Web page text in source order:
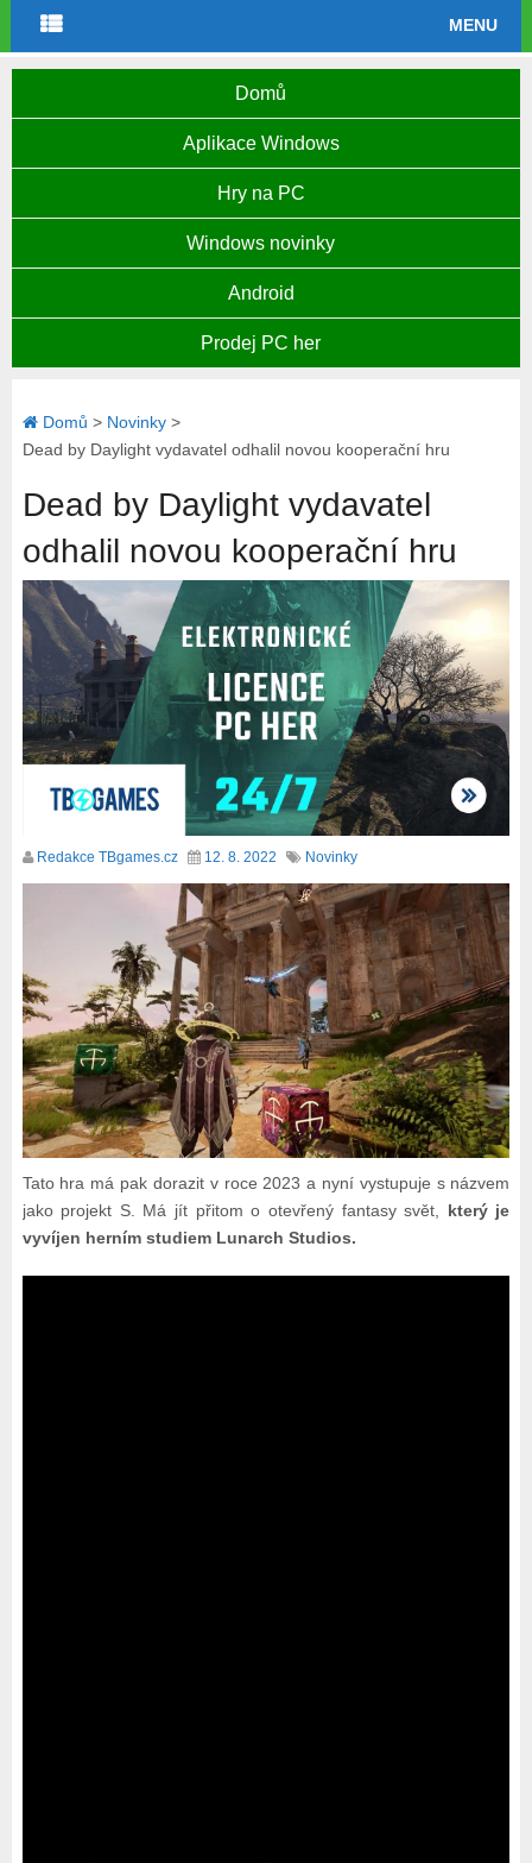
MENU
Domů
Aplikace Windows
Hry na PC
Windows novinky
Android
Prodej PC her
Domů > Novinky>
Dead by Daylight vydavatel odhalil novou kooperační hru
Dead by Daylight vydavatel
odhalil novou kooperační hru
Redakce TBgames.cz 12. 8. 2022 Novinky
Tato hra má pak dorazit v roce 2023 a nyní vystupuje s názvem
jako projekt S. Má jít přitom o otevřený fantasy svět, který je
vyvíjen herním studiem Lunarch Studios.